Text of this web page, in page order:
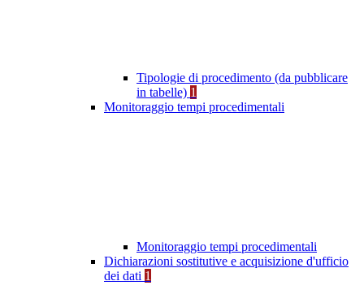
Tipologie di procedimento (da pubblicare
in tabelle) 1
Monitoraggio tempi procedimentali
Monitoraggio tempi procedimentali
Dichiarazioni sostitutive e acquisizione d'ufficio
dei dati 1